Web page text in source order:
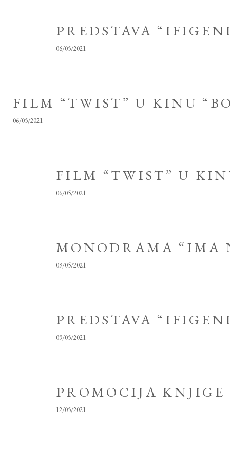
PREDSTAVA
06/05/2021
FILM “TWIST” U KINU
06/05/2021
FILM “TWIST” U
06/05/2021
MONODRAMA “IMA
09/05/2021
PREDSTAVA
09/05/2021
PROMOCIJA
12/05/2021